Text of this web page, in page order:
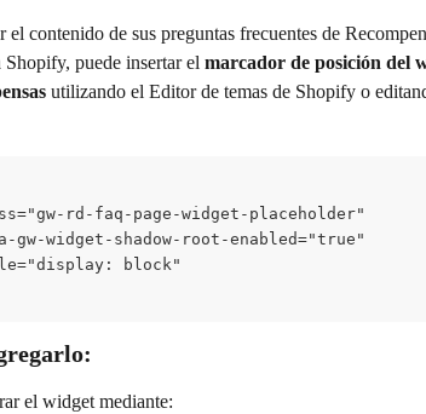
el contenido de sus preguntas frecuentes de
Shopify, puede insertar el marcador de posición del
utilizando el Editor de temas de Shopify o
rd-faq-page-widget-placeholder"
gw-widget-shadow-root-enabled="true"
block"
el widget mediante: